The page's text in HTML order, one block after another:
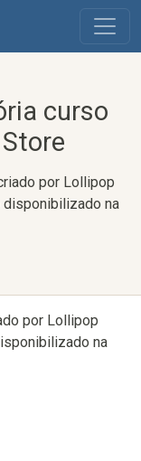
curso
por Lollipop
disponibilizado na
por Lollipop
na